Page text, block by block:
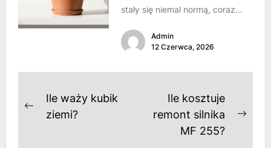
stały się niemal normą, coraz
własnego azylu. Dom przestaje...
Admin
12 Czerwca, 2026
Nawigacja
wpisu
Previous
Ile waży kubik
ziemi?
Ile kosztuje
remont silnika
MF 255?